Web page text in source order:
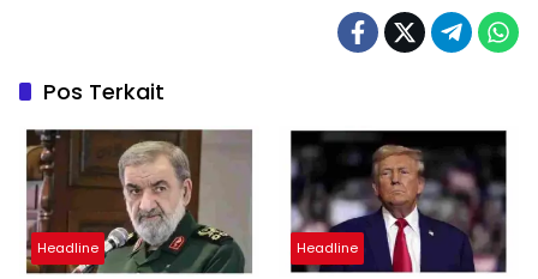
Pos Terkait
Headline Headline